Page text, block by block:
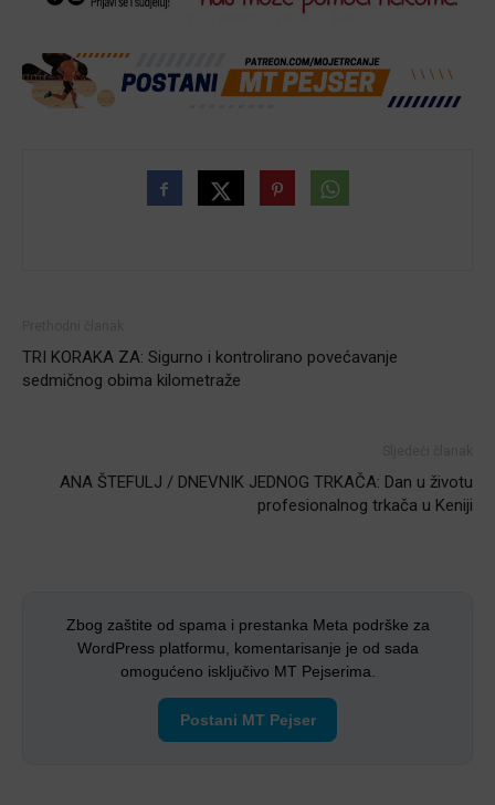
TRI KORAKA ZA: Sigurno i kontrolirano povećavanje
sedmičnog obima kilometraže
ANA ŠTEFULJ / DNEVNIK JEDNOG TRKAČA: Dan u životu
profesionalnog trkača u Keniji
Zbog zaštite od spama i prestanka Meta podrške za
WordPress platformu, komentarisanje je od sada
omogućeno isključivo MT Pejserima.
Postani MT Pejser